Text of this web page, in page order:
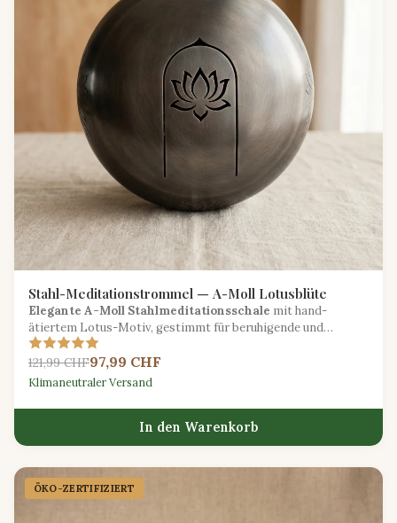
Stahl-Meditationstrommel — A-Moll Lotusblüte
Elegante A-Moll Stahlmeditationsschale mit hand-
ätiertem Lotus-Motiv, gestimmt für beruhigende und
wiederherstellende Klang-Sitzungen.
121,99 CHF97,99 CHF
Klimaneutraler Versand
In den Warenkorb
ÖKO-ZERTIFIZIERT